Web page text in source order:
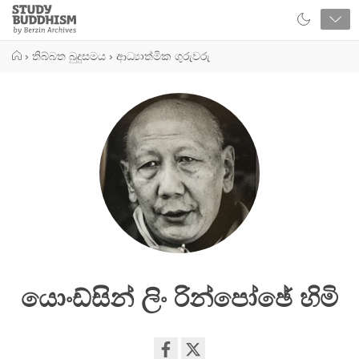
Close
Study
Buddhism
› තිබ්බත බුදුසමය › ආධ්‍යාත්මික ගුරුවරු
යොංඩ්සින් ලිං රින්පෝඡේ හිමි